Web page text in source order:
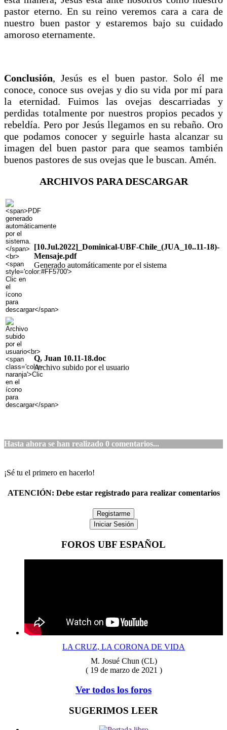
pastor eterno. En su reino veremos cara a cara de
nuestro buen pastor y estaremos bajo su cuidado
amoroso eternamente.
Conclusión, Jesús es el buen pastor. Solo él me
conoce, conoce sus ovejas y dio su vida por mí para
la eternidad. Fuimos las ovejas descarriadas y
perdidas totalmente por nuestros propios pecados y
rebeldía. Pero por Jesús llegamos en su rebaño. Oro
que podamos conocer y seguirle hasta alcanzar su
imagen del buen pastor para que seamos también
buenos pastores de sus ovejas que le buscan. Amén.
ARCHIVOS PARA DESCARGAR
[10.Jul.2022]_Dominical-UBF-Chile_(JUA_10..11-18)-
Mensaje.pdf
Generado automáticamente por el sistema
Q, Juan 10.11-18.doc
Archivo subido por el usuario
Hasta ahora se han realizado 0 comentarios...
¡Sé tu el primero en hacerlo!
ATENCIÓN: Debe estar registrado para realizar comentarios
Registarme
Iniciar Sesión
FOROS UBF ESPAÑOL
LA CRUZ, LA CORONA DE VIDA
M. Josué Chun (CL)
( 19 de marzo de 2021 )
Ver todos los foros
SUGERIMOS LEER